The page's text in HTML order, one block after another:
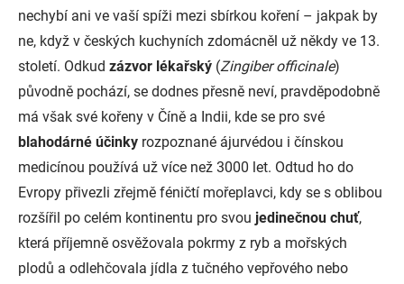
nechybí ani ve vaší spíži mezi sbírkou koření – jakpak by
ne, když v českých kuchyních zdomácněl už někdy ve 13.
století. Odkud zázvor lékařský (Zingiber officinale)
původně pochází, se dodnes přesně neví, pravděpodobně
má však své kořeny v Číně a Indii, kde se pro své
blahodárné účinky rozpoznané ájurvédou i čínskou
medicínou používá už více než 3000 let. Odtud ho do
Evropy přivezli zřejmě féničtí mořeplavci, kdy se s oblibou
rozšířil po celém kontinentu pro svou jedinečnou chuť,
která příjemně osvěžovala pokrmy z ryb a mořských
plodů a odlehčovala jídla z tučného vepřového nebo